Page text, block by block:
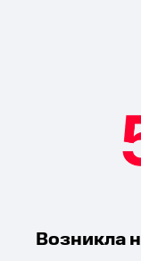
Возникла